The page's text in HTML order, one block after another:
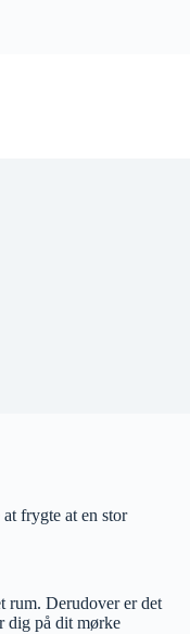
frygte at en stor
rum. Derudover er det
dig på dit mørke